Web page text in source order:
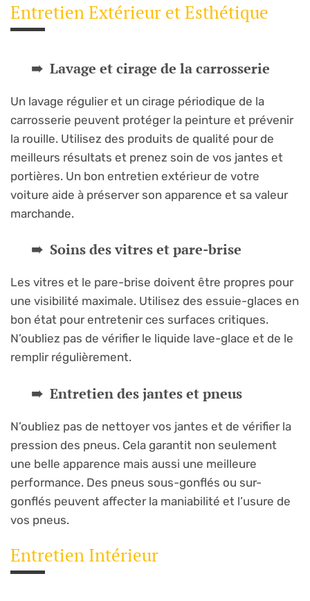
Entretien Extérieur et Esthétique
Lavage et cirage de la carrosserie
Un lavage régulier et un cirage périodique de la
carrosserie peuvent protéger la peinture et prévenir
la rouille. Utilisez des produits de qualité pour de
meilleurs résultats et prenez soin de vos jantes et
portières. Un bon entretien extérieur de votre
voiture aide à préserver son apparence et sa valeur
marchande.
Soins des vitres et pare-brise
Les vitres et le pare-brise doivent être propres pour
une visibilité maximale. Utilisez des essuie-glaces en
bon état pour entretenir ces surfaces critiques.
N’oubliez pas de vérifier le liquide lave-glace et de le
remplir régulièrement.
Entretien des jantes et pneus
N’oubliez pas de nettoyer vos jantes et de vérifier la
pression des pneus. Cela garantit non seulement
une belle apparence mais aussi une meilleure
performance. Des pneus sous-gonflés ou sur-
gonflés peuvent affecter la maniabilité et l’usure de
vos pneus.
Entretien Intérieur